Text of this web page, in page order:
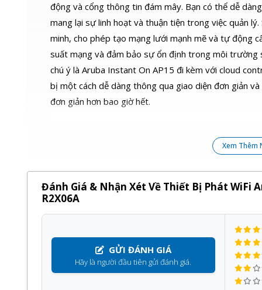
động và cổng thông tin đám mây. Bạn có thể dễ
mang lại sự linh hoạt và thuận tiện trong việc quản
minh, cho phép tạo mạng lưới mạnh mẽ và tự động
suất mạng và đảm bảo sự ổn định trong môi trường
chú ý là Aruba Instant On AP15 đi kèm với cloud
bị một cách dễ dàng thông qua giao diện đơn giản
đơn giản hơn bao giờ hết.
Thiết Bị Phát WiFi Aruba Instant
Kết luận:
truy cập đồng thời, dùng cho doanh nghiệp và hộ
kết nối với mạng có dây và đảm bảo tốc độ cao,
động và cổng thông tin đám mây. Bạn có thể dễ
mang lại sự linh hoạt và thuận tiện trong việc quản lý.
Xem Thêm
Đánh Giá & Nhận Xét Về Thiết Bị Phát WiFi
R2X06A
GỬI ĐÁNH GIÁ
Hãy là người đầu tiên gửi đánh giá.